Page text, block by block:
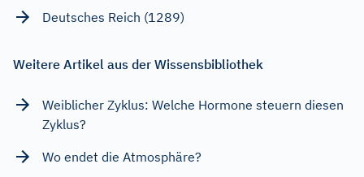
Deutsches Reich (1289)
Weitere Artikel aus der Wissensbibliothek
Weiblicher Zyklus: Welche Hormone steuern diesen
Zyklus?
Wo endet die Atmosphäre?